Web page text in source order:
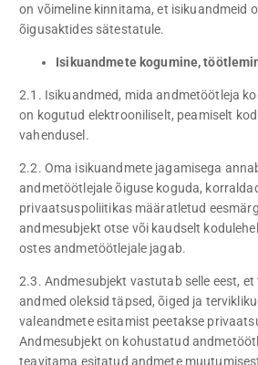
on võimeline kinnitama, et isikuandmeid
õigusaktides sätestatule.
Isikuandmete kogumine,
2.1. Isikuandmed, mida andmetöötleja
on kogutud elektrooniliselt, peamiselt
vahendusel.
2.2. Oma isikuandmete jagamisega
andmetöötlejale õiguse koguda,
privaatsuspoliitikas määratletud
andmesubjekt otse või kaudselt
ostes andmetöötlejale jagab.
2.3. Andmesubjekt vastutab selle eest,
andmed oleksid täpsed, õiged ja
valeandmete esitamist peetakse
Andmesubjekt on kohustatud
teavitama esitatud andmete